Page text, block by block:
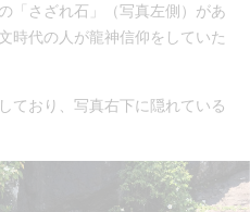
「さざれ石」（写真左側）があ
時代の人が龍神信仰をしていた
ており、写真右下に隠れている